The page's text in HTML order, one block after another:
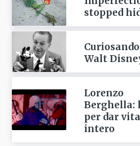
stopped
Walt
Lorenzo
Berghella:
per dar
intero